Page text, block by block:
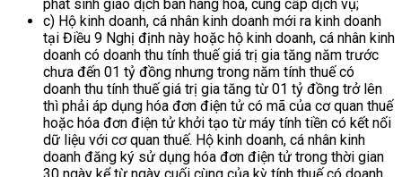
phát sinh giao dịch bán hàng hóa, cung cấp dịch vụ;
c) Hộ kinh doanh, cá nhân kinh doanh mới ra kinh doanh
tại Điều 9 Nghị định này hoặc hộ kinh doanh, cá nhân kinh
doanh có doanh thu tính thuế giá trị gia tăng năm trước
chưa đến 01 tỷ đồng nhưng trong năm tính thuế có
doanh thu tính thuế giá trị gia tăng từ 01 tỷ đồng trở lên
thì phải áp dụng hóa đơn điện tử có mã của cơ quan thuế
hoặc hóa đơn điện tử khởi tạo từ máy tính tiền có kết nối
dữ liệu với cơ quan thuế. Hộ kinh doanh, cá nhân kinh
doanh đăng ký sử dụng hóa đơn điện tử trong thời gian